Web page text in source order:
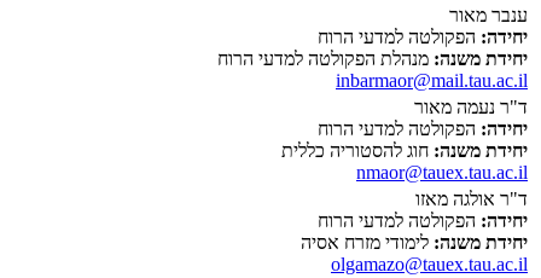
ענבר מאור
יחידה: הפקולטה למדעי הרוח
יחידת משנה: מנהלת הפקולטה למדעי הרוח
inbarmaor@mail.tau.ac.il
ד"ר נעמה מאור
יחידה: הפקולטה למדעי הרוח
יחידת משנה: חוג להסטוריה כללית
nmaor@tauex.tau.ac.il
ד"ר אולגה מאזו
יחידה: הפקולטה למדעי הרוח
יחידת משנה: לימודי מזרח אסיה
olgamazo@tauex.tau.ac.il